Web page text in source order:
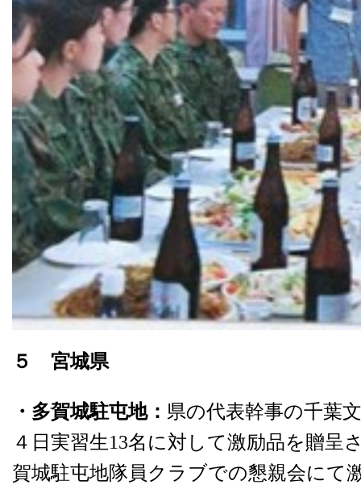
５ 宮城県
・多賀城駐屯地： 県の代表幹事の千葉
４日実習生13名に対して激励品を贈呈
賀城駐屯地隊員クラブでの懇親会にて